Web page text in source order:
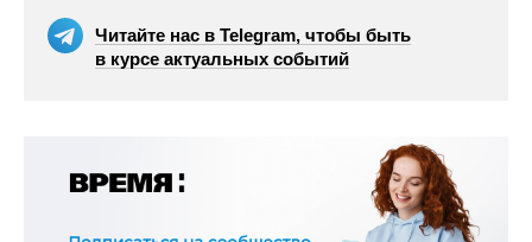
Читайте нас в Telegram, чтобы быть
в курсе актуальных событий